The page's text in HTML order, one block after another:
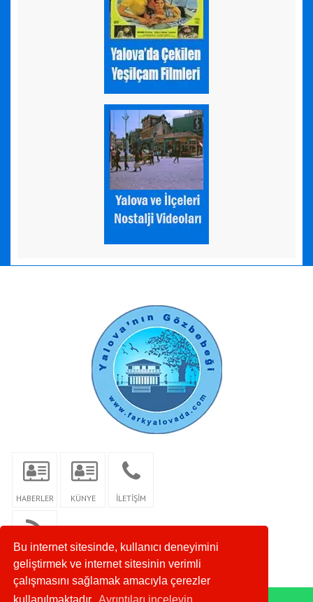
Bu internet sitesinde, kullanıcı deneyimini
geliştirmek ve internet sitesinin verimli
çalışmasını sağlamak amacıyla çerezler
HABERLER KÜNYE İLETİŞİM